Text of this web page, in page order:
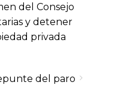
del Consejo
y detener
privada
del paro